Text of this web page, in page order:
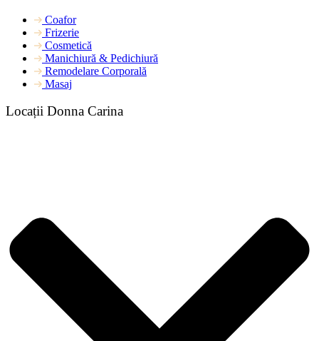
Coafor
Frizerie
Cosmetică
Manichiură & Pedichiură
Remodelare Corporală
Masaj
Locații Donna Carina